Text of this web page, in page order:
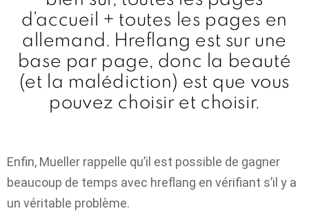
d’accueil + toutes les pages en
allemand. Hreflang est sur une
base par page, donc la beauté
(et la malédiction) est que vous
pouvez choisir et choisir.
Enfin, Mueller rappelle qu’il est possible de gagner
beaucoup de temps avec hreflang en vérifiant s’il y a
un véritable problème.